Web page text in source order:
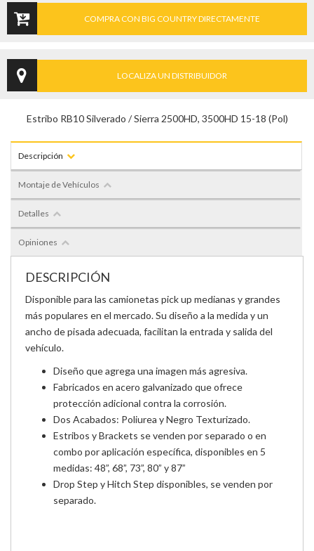
COMPRA CON BIG COUNTRY DIRECTAMENTE
LOCALIZA UN DISTRIBUIDOR
Estribo RB10 Silverado / Sierra 2500HD, 3500HD 15-18 (Pol)
Descripción
Montaje de Vehículos
Detalles
Opiniones
DESCRIPCIÓN
Disponible para las camionetas pick up medianas y grandes
más populares en el mercado. Su diseño a la medida y un
ancho de pisada adecuada, facilitan la entrada y salida del
vehículo.
Diseño que agrega una imagen más agresiva.
Fabricados en acero galvanizado que ofrece
protección adicional contra la corrosión.
Dos Acabados: Poliurea y Negro Texturizado.
Estribos y Brackets se venden por separado o en
combo por aplicación específica, disponibles en 5
medidas: 48”, 68”, 73”, 80” y 87”
Drop Step y Hitch Step disponibles, se venden por
separado.